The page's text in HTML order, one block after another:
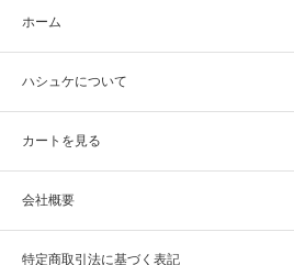
ホーム
ハシュケについて
カートを見る
会社概要
特定商取引法に基づく表記